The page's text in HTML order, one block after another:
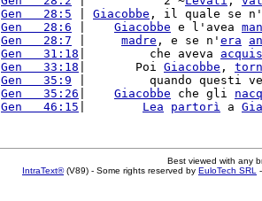
Gen   28:5 Giacobbe , il quale se n'
Gen   28:6 Giacobbe e l'avea
Gen   28:7 madre , e se n' era
Gen   31:18 |         che aveva
Gen   33:18 |       Poi Giacobbe ,
Gen   35:9 |         quando questi
Gen   35:26 Giacobbe che gli
Gen   46:15 Lea partorì a
Best viewed with any
IntraText®(V89) - Some rights reserved by EuloTech SRL